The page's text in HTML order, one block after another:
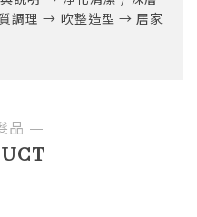
調理 → 吹整造型 → 居家
品